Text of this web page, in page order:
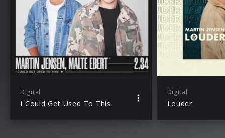
Digital
I Could Get Used To This
Digital
Louder